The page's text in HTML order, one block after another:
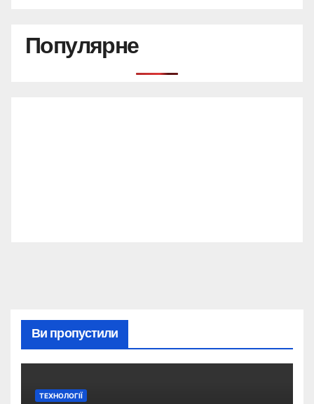
Популярне
Ви пропустили
ТЕХНОЛОГІЇ